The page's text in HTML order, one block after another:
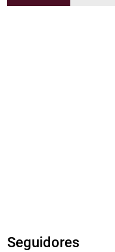
Seguidores